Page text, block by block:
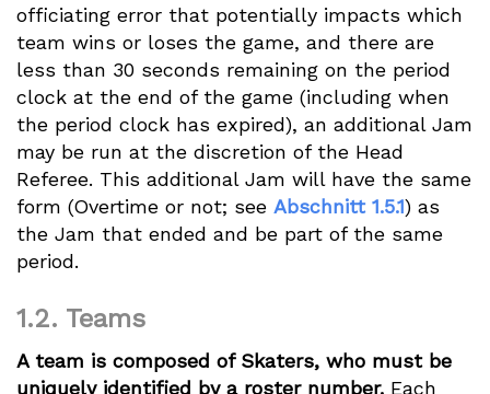
officiating error that potentially impacts which
team wins or loses the game, and there are
less than 30 seconds remaining on the period
clock at the end of the game (including when
the period clock has expired), an additional Jam
may be run at the discretion of the Head
Referee. This additional Jam will have the same
form (Overtime or not; see Abschnitt 1.5.1) as
the Jam that ended and be part of the same
period.
1.2. Teams
A team is composed of Skaters, who must be
uniquely identified by a roster number. Each